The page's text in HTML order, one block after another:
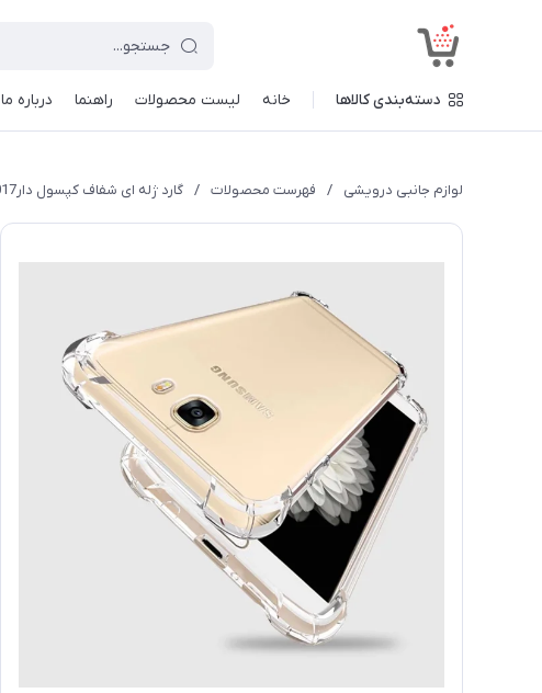
دسته‌بندی کالاها خانه لیست محصولات راهنما درباره ما
لوازم جانبی درویشی / فهرست محصولات / گارد ژله ای شفاف کپسول دارA52017/